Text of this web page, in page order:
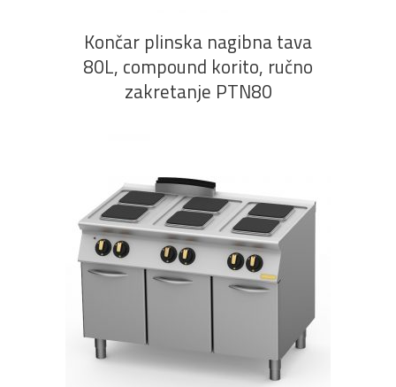
Končar plinska nagibna tava
80L, compound korito, ručno
zakretanje PTN80